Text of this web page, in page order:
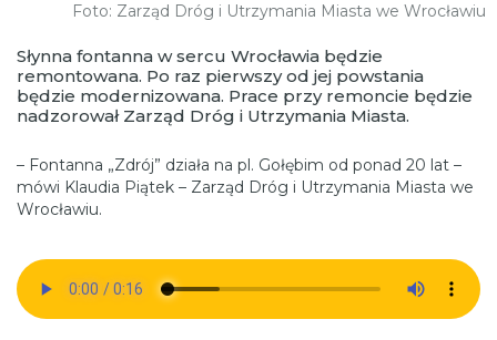
Foto: Zarząd Dróg i Utrzymania Miasta we Wrocławiu
Słynna fontanna w sercu Wrocławia będzie
remontowana. Po raz pierwszy od jej powstania
będzie modernizowana. Prace przy remoncie będzie
nadzorował Zarząd Dróg i Utrzymania Miasta.
– Fontanna „Zdrój” działa na pl. Gołębim od ponad 20 lat –
mówi Klaudia Piątek – Zarząd Dróg i Utrzymania Miasta we
Wrocławiu.